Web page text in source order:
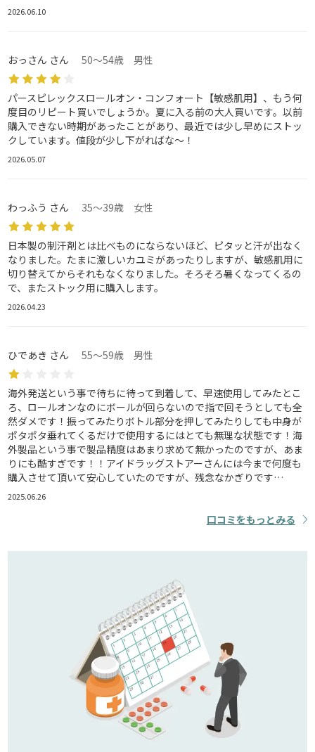
2026.06.10
おっさん さん 50～54歳 男性
パースピレックスロールオン・コンフォート【敏感肌用】、もう何
度目のリピート買いでしょうか。夏に入る前の大人買いです。以前
購入できない時期があったことがあり、最近では少し早めにストッ
クしています。値段が少し下がればな～！
2026.05.07
わっふう さん 35～39歳 女性
日本製の制汗剤とは比べものにならないほど、ピタッと汗が出なく
なりました。たまに激しいカユミがあったりしますが、敏感肌用に
切り替えてからそれもなくなりました。そろそろ暑くなってくるの
で、またストック用に購入します。
2026.04.23
ひであき さん 55～59歳 男性
海外発送という事で待ちに待って到着して、早速使用してみたとこ
ろ、ロールオンなのにボールが回らないので指で回そうとしても全
然ダメです！振ってみたりボトル部分を押してみたりしても中身が
ポタポタ垂れてくるだけで使用するにはとても無理な状態です！海
外製品という事で製品精度はあまり求めて無かったのですが、あま
りにも酷すぎです！！アイドラッグストアーさんには今まで何度も
購入させて頂いて安心していたのですが、残念なかぎりです…
2025.06.26
口コミをもっとみる